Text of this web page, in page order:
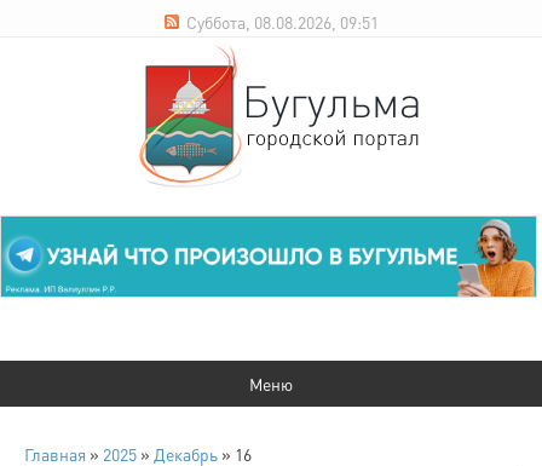
Суббота, 08.08.2026, 09:51
Главная » 2025 » Декабрь » 16